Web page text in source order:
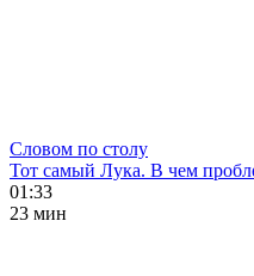
Словом по столу
Тот самый Лука. В чем
01:33
23 мин